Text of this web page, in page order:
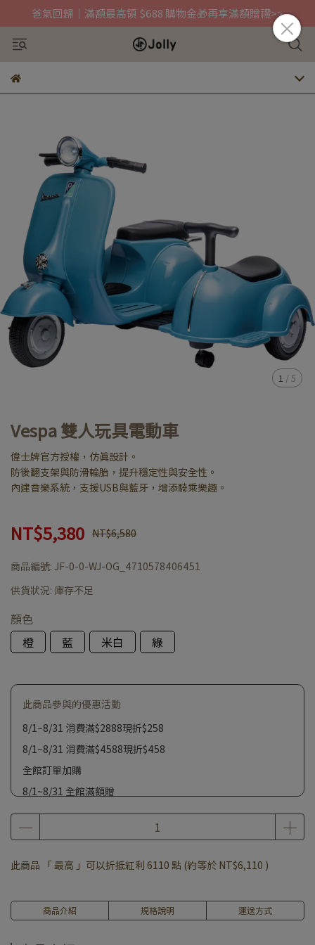
爸氣回歸｜滿額最高領 $688 購物金🎁再享滿額贈禮>>
1 /5
Vespa 雙人玩具電動車
偉士牌官方授權，仿真設計。
防後翻支架與防滑輪胎，提升穩定性與安全性。
內建音樂系統，支援USB與藍牙，增添騎乘樂趣。
NT$5,380 NT$6,580
商品編號: JF-0-0-WJ-OG_4710578406451
供貨狀況: 庫存不足
顏色
橙
藍 米白 綠
此商品參與的優惠活動
8/1~8/31 消費滿$2888現折$258
8/1~8/31 消費滿$4588現折$458
全館訂單加購
8/1~8/31 全館滿額贈
此商品 「 最高 」可以折抵紅利 6110 點 (約等於 NT$6,110 )
商品介紹 規格說明 運送方式